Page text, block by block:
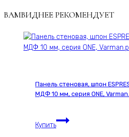
ВАМВИДНЕЕ РЕКОМЕНДУЕТ
Панель стеновая, шпон
МДФ 10 мм, серия ONE,
Купить
Панель
стеновая,